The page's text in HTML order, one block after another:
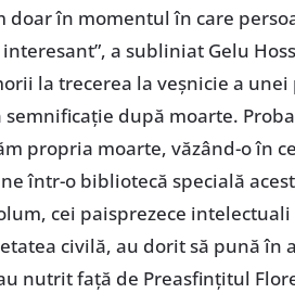
doar în momentul în care
a subliniat Gelu
la trecerea la veșnicie a unei
după moarte.
propria moarte, văzând-o în
într-o bibliotecă specială
cei paisprezece
civilă, au dorit să pună în
nutrit față de Preasfințitul